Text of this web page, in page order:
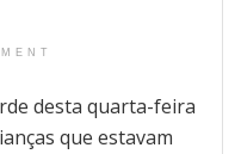
desta quarta-feira
que estavam